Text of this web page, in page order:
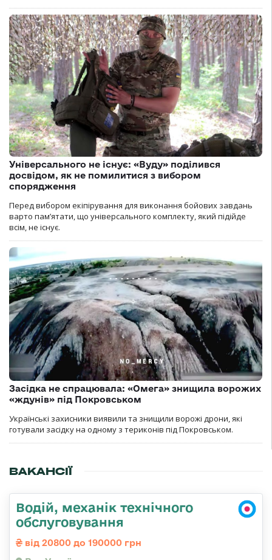
Універсального не існує: «Вуду» поділився
досвідом, як не помилитися з вибором
спорядження
Перед вибором екіпірування для виконання бойових завдань
варто пам’ятати, що універсального комплекту, який підійде
всім, не існує.
Засідка не спрацювала: «Омега» знищила ворожих
«ждунів» під Покровськом
Українські захисники виявили та знищили ворожі дрони, які
готували засідку на одному з териконів під Покровськом.
ВАКАНСІЇ
Водій, механік технічного
обслуговування
від 20800 до 190000 грн